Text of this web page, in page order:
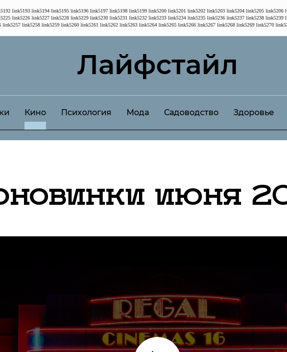
link5193 link5194 link5195 link5196 link5197 link5198 link5199 link5200 link5201 link5202 link5203 link5204 link5205 link5206
link5226 link5227 link5228 link5229 link5230 link5231 link5232 link5233 link5234 link5235 link5236 link5237 link5238 link5239
link5257 link5258 link5259 link5260 link5261 link5262 link5263 link5264 link5265 link5266 link5267 link5268 link5269 link5270
Лайфстайл
Кино Психология Мода Садоводство Здоровье
июня